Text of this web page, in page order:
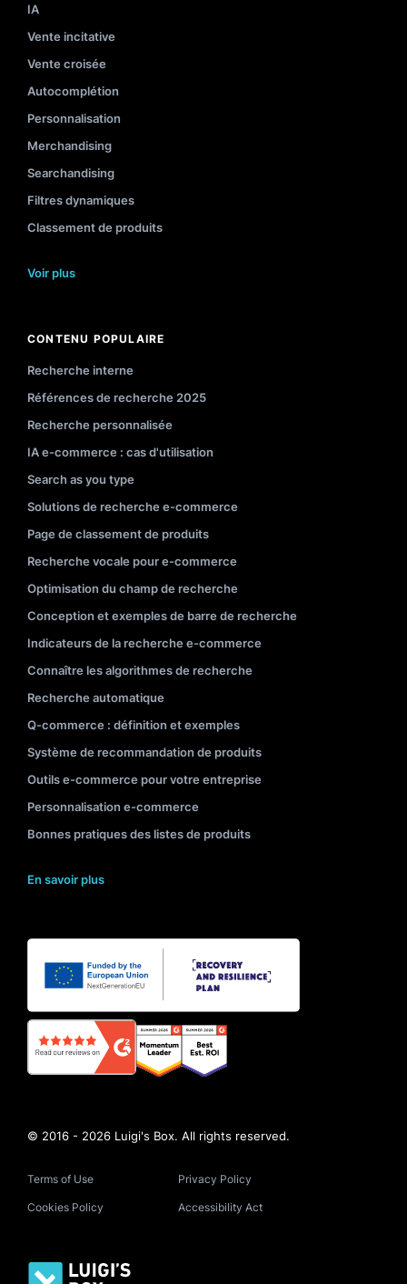
IA
Vente incitative
Vente croisée
Autocomplétion
Personnalisation
Merchandising
Searchandising
Filtres dynamiques
Classement de produits
Voir plus
CONTENU POPULAIRE
Recherche interne
Références de recherche 2025
Recherche personnalisée
IA e-commerce : cas d'utilisation
Search as you type
Solutions de recherche e-commerce
Page de classement de produits
Recherche vocale pour e-commerce
Optimisation du champ de recherche
Conception et exemples de barre de recherche
Indicateurs de la recherche e-commerce
Connaître les algorithmes de recherche
Recherche automatique
Q-commerce : définition et exemples
Système de recommandation de produits
Outils e-commerce pour votre entreprise
Personnalisation e-commerce
Bonnes pratiques des listes de produits
En savoir plus
© 2016 - 2026 Luigi's Box. All rights reserved.
Terms of Use Privacy Policy
Cookies Policy Accessibility Act